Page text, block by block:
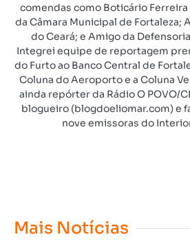
comendas como Boticário
da Câmara Municipal de Fortaleza;
do Ceará; e Amigo da
Integrei equipe de reportagem
do Furto ao Banco Central de
Coluna do Aeroporto e a Coluna
ainda repórter da Rádio O POVO/
blogueiro (blogdoeliomar.com) e
nove emissoras do
Mais Notícias